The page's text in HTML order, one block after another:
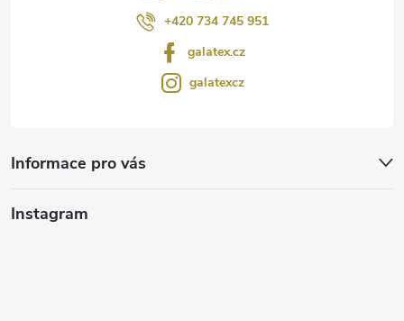
+420 734 745 951
galatex.cz
galatexcz
Informace pro vás
Instagram